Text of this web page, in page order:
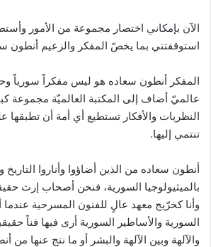
الآن بإمكاني اختصار مجموعة من الأمور
استوقفتني بما يخصّ المفكر والزعيم أنطون
المفكر أنطون سعاده هو ليس مفكراً سورياً
عالميّ أضاف إلى المكتبة العالميّة مجموعة
النظريات والأفكار تستطيع أي أمة أن تطبقها
تنتمي إليها.
أنطون سعاده من الذين أضاؤوا وأناروا التاريخ
بالميثيولوجيا السورية، فنحن أصحاب إرث
وأنا كخرّيج معهد عالٍ للفنون المسرحية عندما
السورية والأساطير السورية أرى فيها فناً
والآلهة وبين الآلهة والبشر أو ما نتج عنها من